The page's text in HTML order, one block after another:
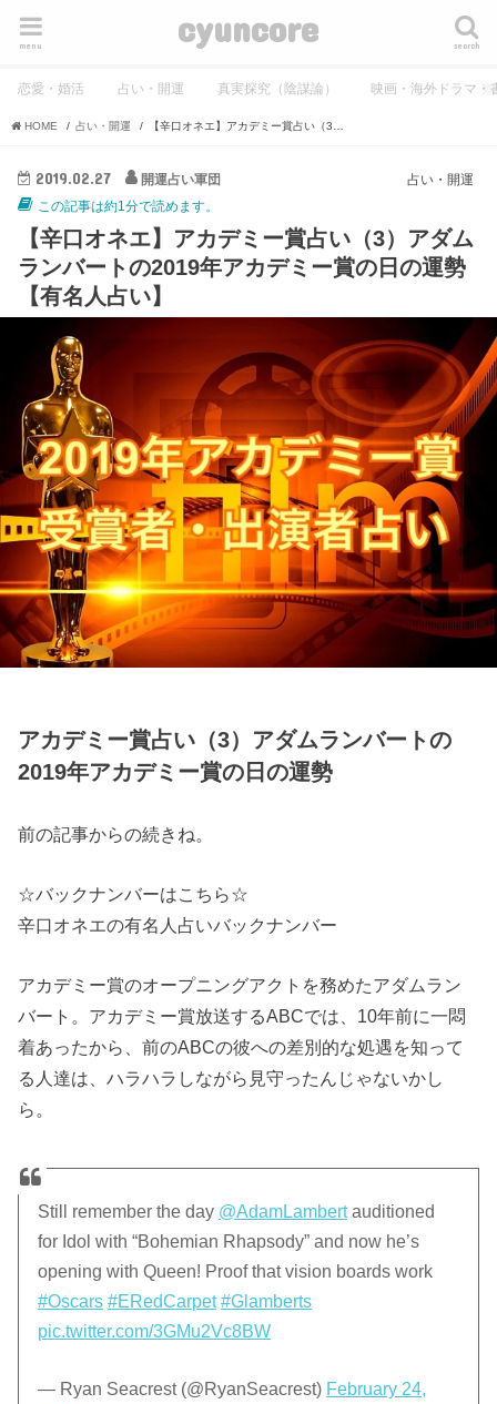
cyuncore search
menu
恋愛・婚活 占い・開運 真実探究（陰謀論） 映画・海外ドラマ・
HOME 占い・開運
占い・開運
2019.02.27
開運占い軍団
この記事は約1分で読めます。
【辛口オネエ】アカデミー賞占い（3）アダム
ランバートの2019年アカデミー賞の日の運勢
【有名人占い】
アカデミー賞占い（3）アダムランバートの
2019年アカデミー賞の日の運勢
前の記事からの続きね。
☆バックナンバーはこちら☆
辛口オネエの有名人占いバックナンバー
アカデミー賞のオープニングアクトを務めたアダムラン
バート。アカデミー賞放送するABCでは、10年前に一悶
着あったから、前のABCの彼への差別的な処遇を知って
る人達は、ハラハラしながら見守ったんじゃないかし
ら。
Still remember the day @AdamLambertauditioned
for Idol with “Bohemian Rhapsody” and now he’s
opening with Queen! Proof that vision boards work
#Oscars #ERedCarpet #Glamberts
pic.twitter.com/3GMu2Vc8BW
— Ryan Seacrest (@RyanSeacrest) February 24,